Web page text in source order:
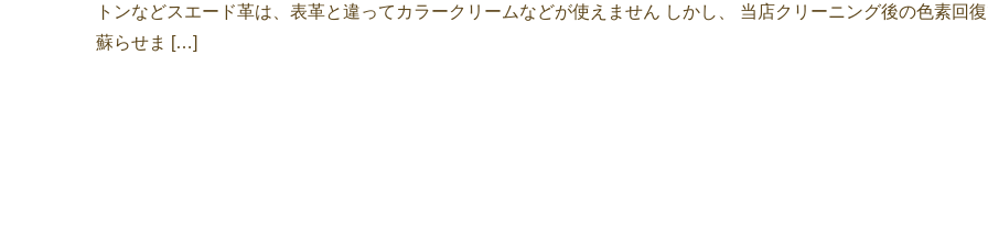
トンなどスエード革は、表革と違ってカラークリームなどが使えません しかし、 当店クリーニング後の色素回
蘇らせま […]